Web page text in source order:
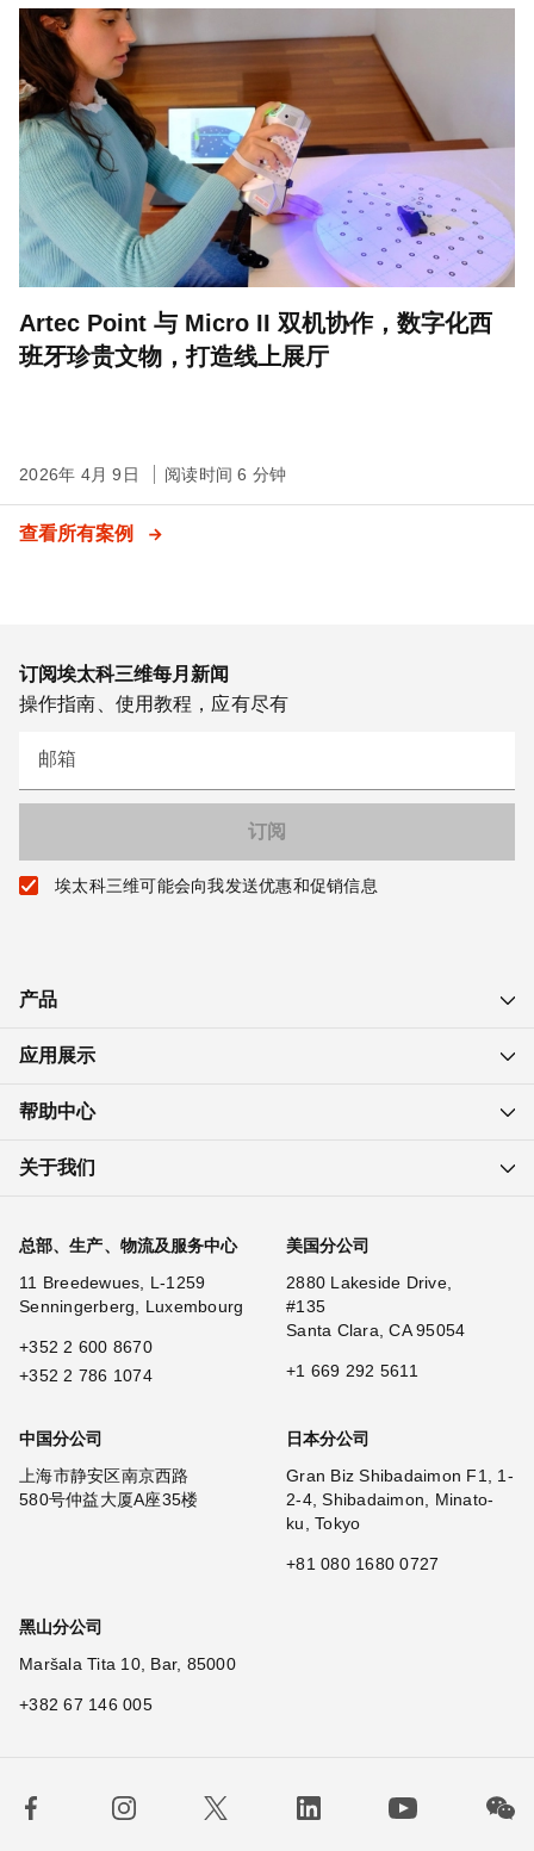
Artec Point 与 Micro II 双机协作，数字化西
班牙珍贵文物，打造线上展厅
2026年 4月 9日 阅读时间 6 分钟
查看所有案例
订阅埃太科三维每月新闻
操作指南、使用教程，应有尽有
邮箱
埃太科三维可能会向我发送优惠和促销信息
产品
应用展示
帮助中心
关于我们
总部、生产、物流及服务中心
11 Breedewues, L-1259
Senningerberg, Luxembourg
+352 2 600 8670
+352 2 786 1074
美国分公司
2880 Lakeside Drive,
#135
Santa Clara, CA 95054
+1 669 292 5611
中国分公司
上海市静安区南京西路
580号仲益大厦A座35楼
日本分公司
Gran Biz Shibadaimon F1, 1-
2-4, Shibadaimon, Minato-
ku, Tokyo
+81 080 1680 0727
黑山分公司
Maršala Tita 10, Bar, 85000
+382 67 146 005